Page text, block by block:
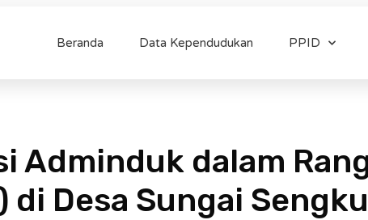
Beranda Data Kependudukan PPID
Adminduk dalam
di Desa Sungai